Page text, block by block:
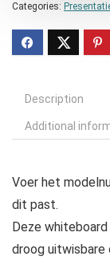
Categories:
Description
Additional
Voer het
dit past.
Deze
droog uitwisbare